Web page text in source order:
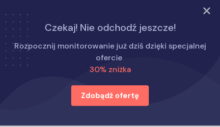
WYPRÓBUJ TERAZ
Czekaj! Nie odchodź jeszcze!
Rozpocznij monitorowanie już dziś dzięki specjalnej
ofercie
30% zniżka
Zdobądź ofertę
Strona główna
Alternatywy dla Eyezy
Recenzja SpyX: Jak działa SpyX i czy jest skuteczny?
Recenzja SpyX: Jak działa SpyX i
czy jest skuteczny?